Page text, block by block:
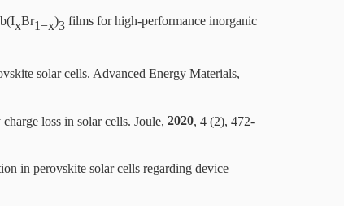
xBr1−x)3 films for high-performance inorganic
solar cells. Advanced Energy Materials,
loss in solar cells. Joule, 2020 , 4 (2), 472-
in perovskite solar cells regarding device